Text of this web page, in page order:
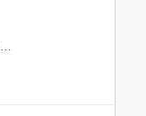
Inner Excellence: Train Your Mind for Extraordinary Performance and the Best Possible Life